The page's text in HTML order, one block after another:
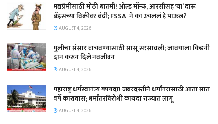
मद्यप्रेमींसाठी मोठी बातमी! ओल्ड मॉन्क, आरसीसह ‘या’ दारू
ब्रँड्सच्या विक्रीवर बंदी; FSSAI ने का उचललं हे पाऊल?
AUGUST 4, 2026
मुलीचा संसार वाचवण्यासाठी सासू सरसावली; जावयाला किडनी
दान करून दिले नवजीवन
AUGUST 4, 2026
महाराष्ट्र धर्मस्वातंत्र्य कायदा! जबरदस्तीने धर्मांतरासाठी आता सात
वर्षे कारावास; धर्मांतरविरोधी कायदा राज्यात लागू
AUGUST 4, 2026